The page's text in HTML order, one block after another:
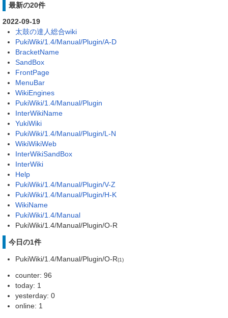
最新の20件
2022-09-19
太鼓の達人総合wiki
PukiWiki/1.4/Manual/Plugin/A-D
BracketName
SandBox
FrontPage
MenuBar
WikiEngines
PukiWiki/1.4/Manual/Plugin
InterWikiName
YukiWiki
PukiWiki/1.4/Manual/Plugin/L-N
WikiWikiWeb
InterWikiSandBox
InterWiki
Help
PukiWiki/1.4/Manual/Plugin/V-Z
PukiWiki/1.4/Manual/Plugin/H-K
WikiName
PukiWiki/1.4/Manual
PukiWiki/1.4/Manual/Plugin/O-R
今日の1件
PukiWiki/1.4/Manual/Plugin/O-R(1)
counter: 96
today: 1
yesterday: 0
online: 1